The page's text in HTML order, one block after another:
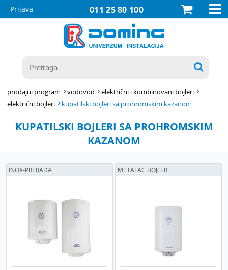
011 25 80 100
Prijava 

prodajni program vodovod
električni i kombinovani bojleri
električni bojleri
kupatilski bojleri sa prohromskim kazanom
KUPATILSKI BOJLERI SA PROHROMSKIM
KAZANOM
INOX-PRERADA METALAC BOJLER